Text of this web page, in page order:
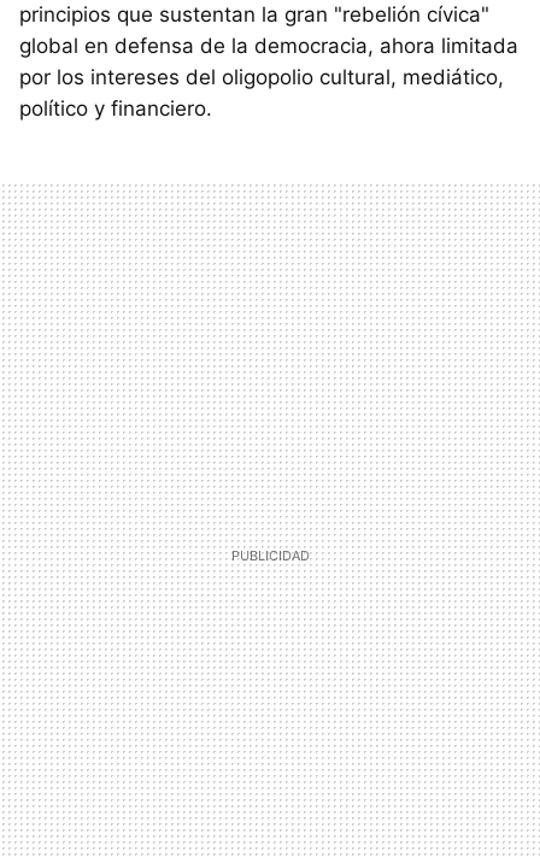
principios que sustentan la gran "rebelión cívica"
global en defensa de la democracia, ahora limitada
por los intereses del oligopolio cultural, mediático,
político y financiero.